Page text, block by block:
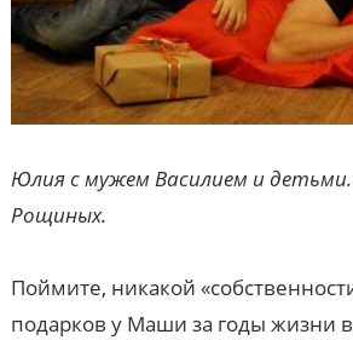
Юлия с мужем Василием и
Рощиных.
Поймите, никакой
подарков у Маши за годы жизни